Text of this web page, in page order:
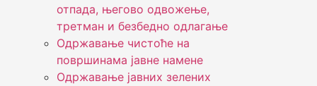
отпада, његово одвожење,
третман и безбедно одлагање
Одржавање чистоће на
површинама јавне намене
Одржавање јавних зелених